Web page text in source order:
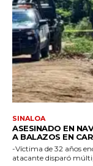
SINALOA
ASESINADO EN
A BALAZOS EN
-Víctima de 32 años
atacante disparó